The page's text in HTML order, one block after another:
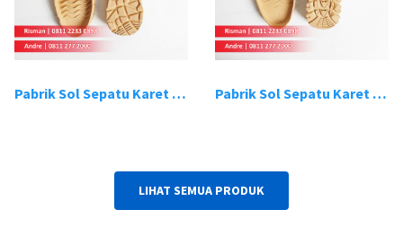
Pabrik Sol Sepatu Karet Bandung 19 Pabrik Sol Sepatu Karet Bandung 20
LIHAT SEMUA PRODUK